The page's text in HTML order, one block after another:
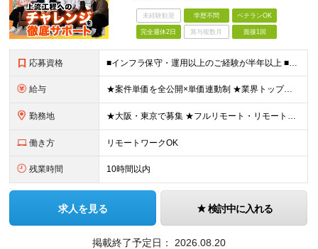
未経験歓迎 学歴不問 ベテランOK
完全週休2日 賞与複数月 面接1回
応募資格 ■インフラ保守・運用以上のご経験が半年以上 ■学歴不問/ブランクOK ※運用・保守／テスター／デバッガー／キッティングのみの経験でもOKです。 《 こんな気持ちがあれば、まず話しましょう！ 》 ・
給与 ★案件単価を全公開×単価連動制 ★業界トップクラスの還元率（75％～90％） ★年収200万円UPの実績あり！ 月給35～85万円（固定残業代含む）＋賞与年1回＋各種手当 ※固定残業代は、時間外労働
勤務地 ★大阪・東京で募集 ★フルリモート・リモートワークOK ★出社派も大歓迎！駅チカオフィスで通勤ラクラク ★会社都合の転勤なし ■大阪本社 大阪府大阪市北区西天満5丁目16-3 西天満ファイブビル 6
働き方 リモートワークOK
残業時間 10時間以内
求人を見る 検討中に入れる
掲載終了予定日： 2026.08.20